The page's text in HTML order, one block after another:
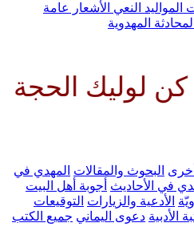
المواليد النعي الأشعار
عامة
المحادثة المهدوية
الحجة بن
البحوث والمقالات المهدي في
في الأحاديث أجوبة أهل البيت
الأدعية والزيارات التوقيعات
الأدبية دعوى اليماني جميع الكتب